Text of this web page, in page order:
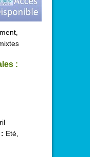
:
Eté,